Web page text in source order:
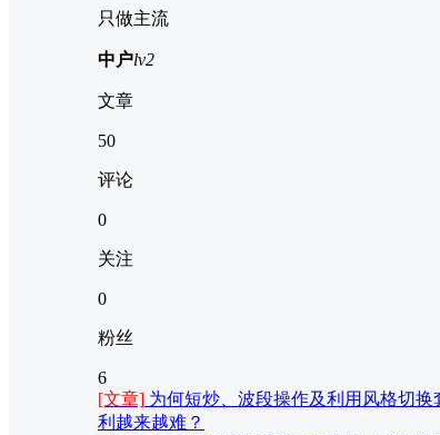
只做主流
中户lv2
文章
50
评论
0
关注
0
粉丝
6
[文章] 为何短炒、波段操作及利用风格切换
利越来越难？